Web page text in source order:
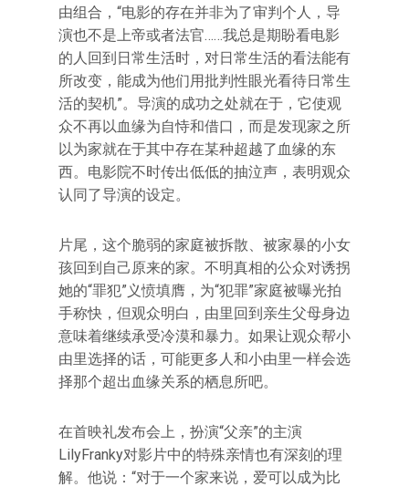
由组合，“电影的存在并非为了审判个人，导
演也不是上帝或者法官……我总是期盼看电影
的人回到日常生活时，对日常生活的看法能有
所改变，能成为他们用批判性眼光看待日常生
活的契机”。导演的成功之处就在于，它使观
众不再以血缘为自恃和借口，而是发现家之所
以为家就在于其中存在某种超越了血缘的东
西。电影院不时传出低低的抽泣声，表明观众
认同了导演的设定。
片尾，这个脆弱的家庭被拆散、被家暴的小女
孩回到自己原来的家。不明真相的公众对诱拐
她的“罪犯”义愤填膺，为“犯罪”家庭被曝光拍
手称快，但观众明白，由里回到亲生父母身边
意味着继续承受冷漠和暴力。如果让观众帮小
由里选择的话，可能更多人和小由里一样会选
择那个超出血缘关系的栖息所吧。
在首映礼发布会上，扮演“父亲”的主演
LilyFranky对影片中的特殊亲情也有深刻的理
解。他说：“对于一个家来说，爱可以成为比